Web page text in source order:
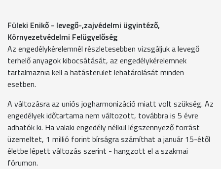
Füleki Enikő - levegő-,zajvédelmi ügyintéző,
Környezetvédelmi Felügyelőség
Az engedélykérelemnél részletesebben vizsgáljuk a levegő
terhelő anyagok kibocsátását, az engedélykérelemnek
tartalmaznia kell a hatásterület lehatárolását minden
esetben.
A változásra az uniós jogharmonizáció miatt volt szükség. Az
engedélyek időtartama nem változott, továbbra is 5 évre
adhatók ki. Ha valaki engedély nélkül légszennyező forrást
üzemeltet, 1 millió forint bírságra számíthat a január 15-étől
életbe lépett változás szerint - hangzott el a szakmai
fórumon.